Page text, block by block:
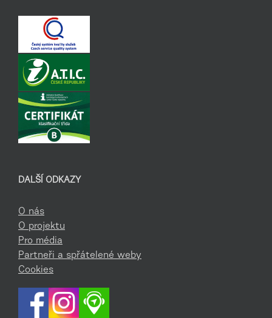
DALŠÍ ODKAZY
O nás
O projektu
Pro média
Partneři a spřátelené weby
Cookies